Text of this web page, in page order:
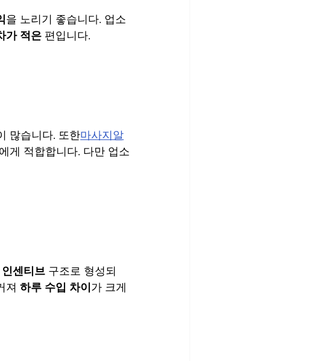
을 노리기 좋습니다. 업소
가 적은 편입니다.
많습니다. 또한마사지알
게 적합합니다. 다만 업소
센티브 구조로 형성되
져 하루 수입 차이 가 크게